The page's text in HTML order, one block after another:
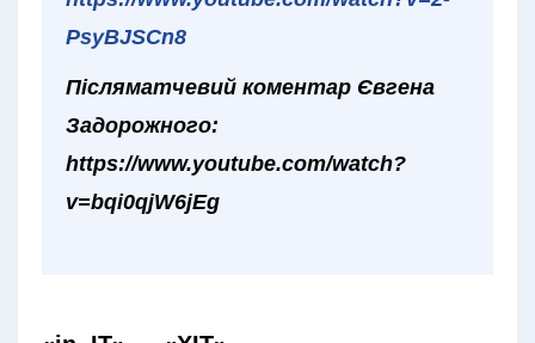
PsyBJSCn8
Післяматчевий коментар Євгена
Задорожного:
https://www.youtube.com/watch?
v=bqi0qjW6jEg